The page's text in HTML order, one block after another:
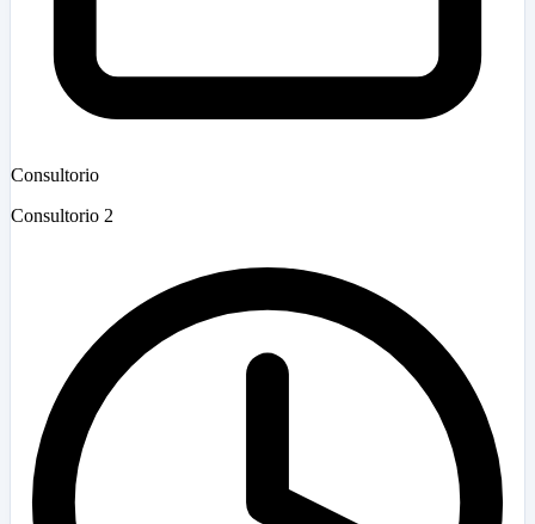
Consultorio
Consultorio 2